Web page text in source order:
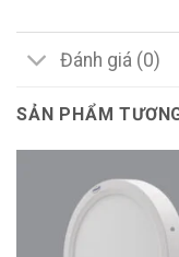
Đánh giá (0)
SẢN PHẨM